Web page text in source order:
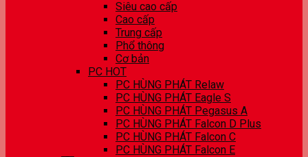
Siêu cao cấp
Cao cấp
Trung cấp
Phổ thông
Cơ bản
PC HOT
PC HÙNG PHÁT Relaw
PC HÙNG PHÁT Eagle S
PC HÙNG PHÁT Pegasus A
PC HÙNG PHÁT Falcon D Plus
PC HÙNG PHÁT Falcon C
PC HÙNG PHÁT Falcon E